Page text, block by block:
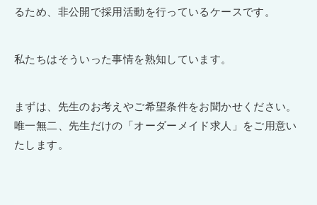
るため、非公開で採用活動を行っているケースです。
私たちはそういった事情を熟知しています。
まずは、先生のお考えやご希望条件をお聞かせください。
唯一無二、先生だけの「オーダーメイド求人」をご用意い
たします。